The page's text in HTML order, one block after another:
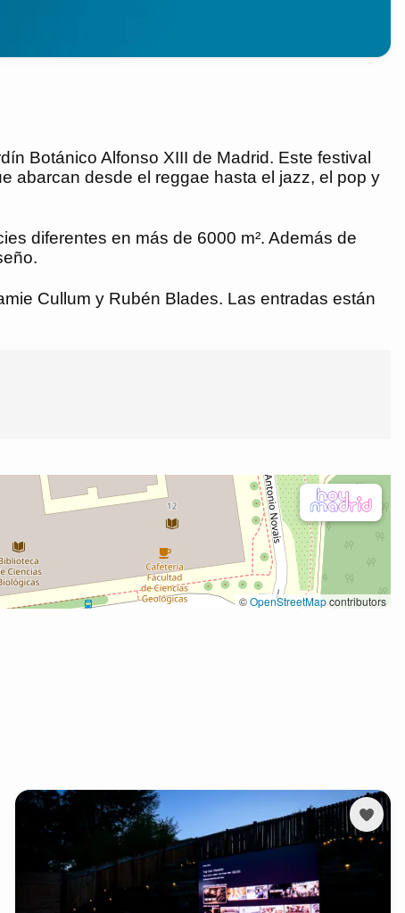
Botánico Alfonso XIII de Madrid. Este festival
abarcan desde el reggae hasta el jazz, el pop y
diferentes en más de 6000 m². Además de
Cullum y Rubén Blades. Las entradas están